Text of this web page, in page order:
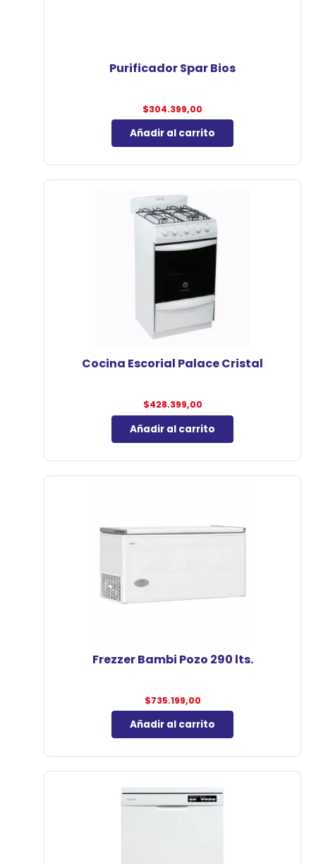
Purificador Spar Bios
$304.399,00
Añadir al carrito
Cocina Escorial Palace Cristal
$428.399,00
Añadir al carrito
Frezzer Bambi Pozo 290 lts.
$735.199,00
Añadir al carrito